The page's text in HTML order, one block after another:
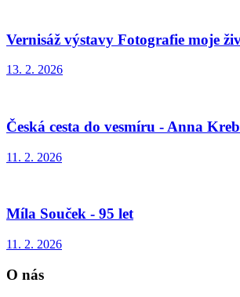
Vernisáž výstavy Fotografie moje
13. 2. 2026
Česká cesta do vesmíru - Anna
11. 2. 2026
Míla Souček - 95 let
11. 2. 2026
O nás